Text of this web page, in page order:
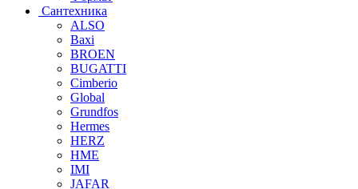
Сантехника
ALSO
Baxi
BROEN
BUGATTI
Cimberio
Global
Grundfos
Hermes
HERZ
HME
IMI
JAFAR